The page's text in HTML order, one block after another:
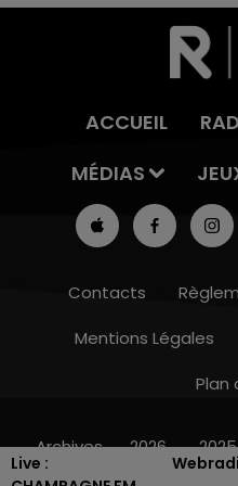
Live :
10h00 - 14h00
ACCUEIL
MÉDIAS
Contacts
Mentions Légales
Plan
Archives 2026 2025